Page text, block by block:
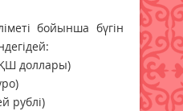
бойынша бүгін
доллары)
рублі)